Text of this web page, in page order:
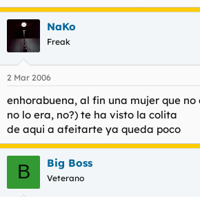
NaKo
Freak
2 Mar 2006
enhorabuena, al fin una mujer que no
no lo era, no?) te ha visto la colita
de aqui a afeitarte ya queda poco
B Big Boss
Veterano